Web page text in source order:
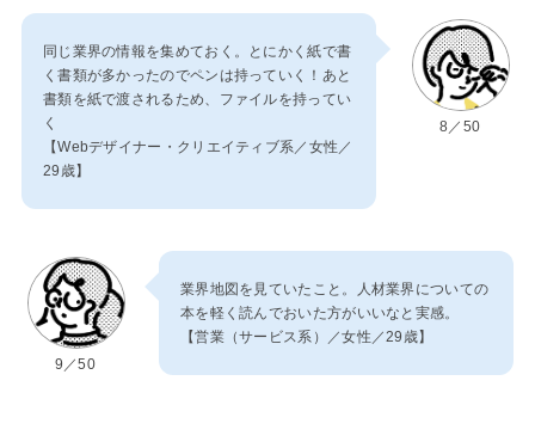
同じ業界の情報を集めておく。とにかく紙で書
く書類が多かったのでペンは持っていく！あと
書類を紙で渡されるため、ファイルを持ってい
く
【Webデザイナー・クリエイティブ系／女性／
29歳】
8／50
9／50
業界地図を見ていたこと。人材業界についての
本を軽く読んでおいた方がいいなと実感。
【営業（サービス系）／女性／29歳】